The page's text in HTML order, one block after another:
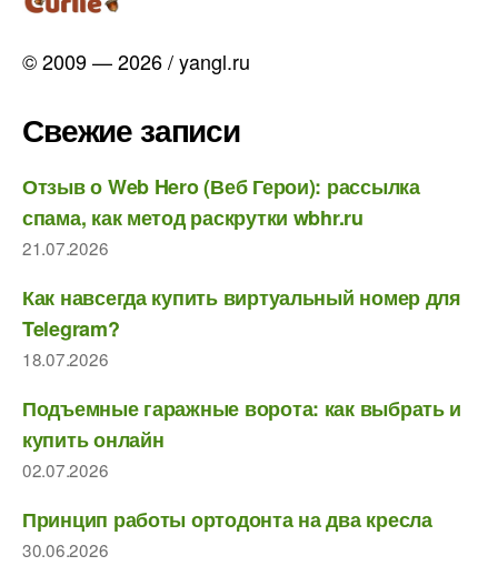
© 2009 — 2026 / yangl.ru
Свежие записи
Отзыв о Web Hero (Веб Герои): рассылка
спама, как метод раскрутки wbhr.ru
21.07.2026
Как навсегда купить виртуальный номер для
Telegram?
18.07.2026
Подъемные гаражные ворота: как выбрать и
купить онлайн
02.07.2026
Принцип работы ортодонта на два кресла
30.06.2026